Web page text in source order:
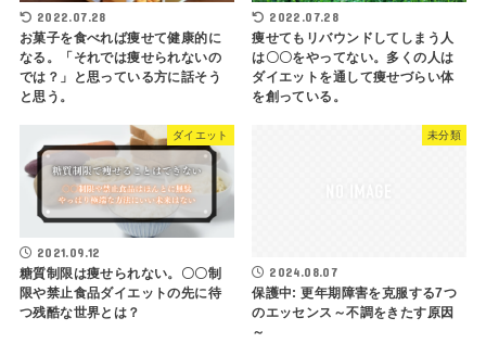
2022.07.28
お菓子を食べれば痩せて健康的に
なる。「それでは痩せられないの
では？」と思っている方に話そう
と思う。
2022.07.28
痩せてもリバウンドしてしまう人
は〇〇をやってない。多くの人は
ダイエットを通して痩せづらい体
を創っている。
ダイエット
2021.09.12
糖質制限は痩せられない。〇〇制
限や禁止食品ダイエットの先に待
つ残酷な世界とは？
未分類
2024.08.07
保護中: 更年期障害を克服する7つ
のエッセンス～不調をきたす原因
～